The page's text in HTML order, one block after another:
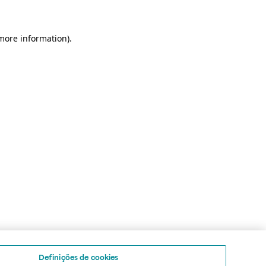
information).
Definições de cookies